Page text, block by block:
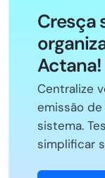
Cresça
Actana!
Centralize
emissão
sistema.
simplificar